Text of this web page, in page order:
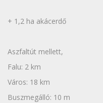
+ 1,2 ha akácerdő
Aszfaltút mellett,
Falu: 2 km
Város: 18 km
Buszmegálló: 10 m